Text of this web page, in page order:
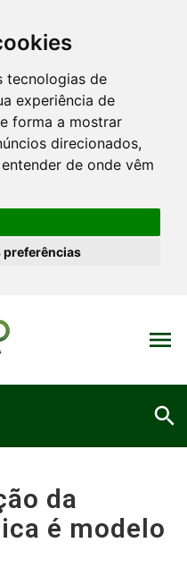
tecnologias de
experiência de
forma a mostrar
direcionados,
de onde vêm
preferências
menu
search
da
é modelo